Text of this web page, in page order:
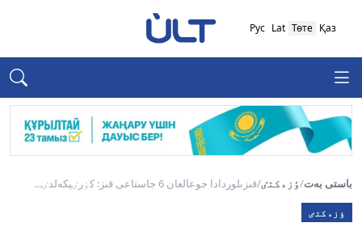
Қаз
Төте
Lat
Рус
باستى بەت/ٶزەكتٸ/قىزىلوردادا جوعالعان 6 جاستاعى قىز: كٶرٸپكەلدٸ...
ٶزەكتٸ